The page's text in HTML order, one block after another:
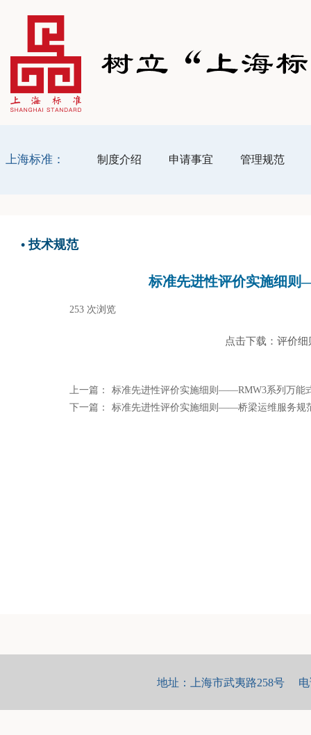
制度介绍 申请事宜 管理规范
上海标准：
标准先进性评价实施细则
253 次浏览
点击下载：评价
上一篇：
标准先进性评价实施细则——RMW3系列万能
下一篇：
标准先进性评价实施细则——桥梁运维服务规
•技术规范
地址：上海市武夷路258号